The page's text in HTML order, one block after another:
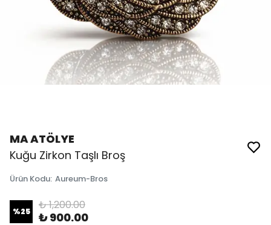
MA ATÖLYE
Kuğu Zirkon Taşlı Broş
Ürün Kodu: Aureum-Bros
%25 ₺ 1,200.00
₺ 900.00